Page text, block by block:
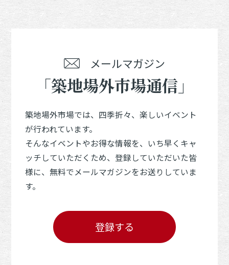
メールマガジン
「築地場外市場通信」
築地場外市場では、四季折々、楽しいイベント
が行われています。
そんなイベントやお得な情報を、いち早くキャ
ッチしていただくため、登録していただいた皆
様に、無料でメールマガジンをお送りしていま
す。
登録する